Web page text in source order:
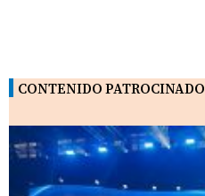
CONTENIDO PATROCINADO